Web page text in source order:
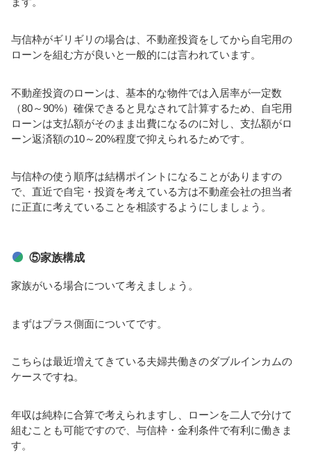
与信枠がギリギリの場合は、不動産投資をしてから自宅用の
ローンを組む方が良いと一般的には言われています。
不動産投資のローンは、基本的な物件では入居率が一定数
（80～90%）確保できると見なされて計算するため、自宅用
ローンは支払額がそのまま出費になるのに対し、支払額がロ
ーン返済額の10～20%程度で抑えられるためです。
与信枠の使う順序は結構ポイントになることがありますの
で、直近で自宅・投資を考えている方は不動産会社の担当者
に正直に考えていることを相談するようにしましょう。
⑤家族構成
家族がいる場合について考えましょう。
まずはプラス側面についてです。
こちらは最近増えてきている夫婦共働きのダブルインカムの
ケースですね。
年収は純粋に合算で考えられますし、ローンを二人で分けて
組むことも可能ですので、与信枠・金利条件で有利に働きま
す。